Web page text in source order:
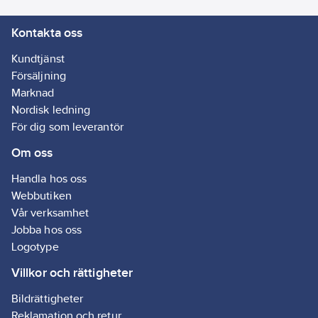
Kontakta oss
Kundtjänst
Försäljning
Marknad
Nordisk ledning
För dig som leverantör
Om oss
Handla hos oss
Webbutiken
Vår verksamhet
Jobba hos oss
Logotype
Villkor och rättigheter
Bildrättigheter